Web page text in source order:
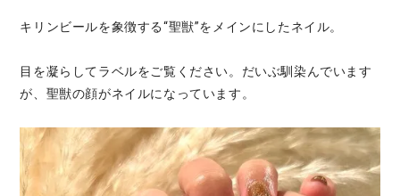
キリンビールを象徴する“聖獣”をメインにしたネイル。
目を凝らしてラベルをご覧ください。だいぶ馴染んでいます
が、聖獣の顔がネイルになっています。